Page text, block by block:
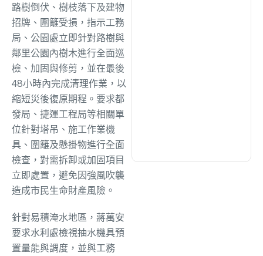
路樹倒伏、樹枝落下及建物
招牌、圍籬受損，指示工務
局、公園處立即針對路樹與
鄰里公園內樹木進行全面巡
檢、加固與修剪，並在最後
48小時內完成清理作業，以
縮短災後復原期程。要求都
發局、捷運工程局等相關單
位針對塔吊、施工作業機
具、圍籬及懸掛物進行全面
檢查，對需拆卸或加固項目
立即處置，避免因強風吹襲
造成市民生命財產風險。
針對易積淹水地區，蔣萬安
要求水利處檢視抽水機具預
置量能與調度，並與工務